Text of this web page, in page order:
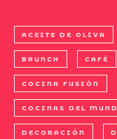
ACEITE DE OLIVA
BRUNCH CAFÉ
COCINA FUSIÓN
COCINAS DEL
DECORACIÓN